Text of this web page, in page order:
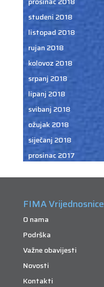
studeni 2018
listopad 2018
rujan 2018
kolovoz 2018
srpanj 2018
lipanj 2018
svibanj 2018
ožujak 2018
siječanj 2018
prosinac 2017
FIMA Vrijednosnice
O nama
Podrška
Važne obavijesti
Novosti
Kontakti